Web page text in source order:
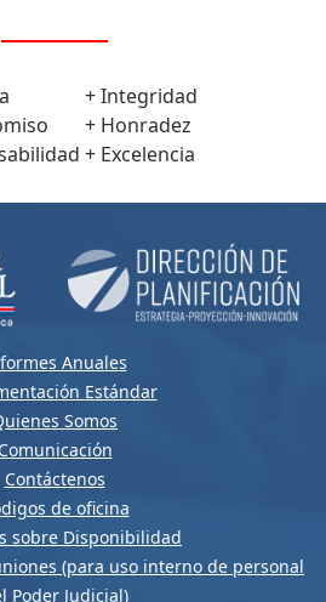
+ Integridad
+ Honradez
+ Excelencia
Anuales
Estándar
Somos
Comunicación
Contáctenos
de oficina
sobre Disponibilidad
(para uso interno de personal
Poder Judicial)